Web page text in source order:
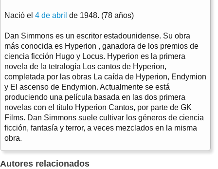
Nació el 4 de abril de 1948. (78 años)
Dan Simmons es un escritor estadounidense. Su obra
más conocida es Hyperion , ganadora de los premios de
ciencia ficción Hugo y Locus. Hyperion es la primera
novela de la tetralogía Los cantos de Hyperion,
completada por las obras La caída de Hyperion, Endymion
y El ascenso de Endymion. Actualmente se está
produciendo una película basada en las dos primera
novelas con el título Hyperion Cantos, por parte de GK
Films. Dan Simmons suele cultivar los géneros de ciencia
ficción, fantasía y terror, a veces mezclados en la misma
obra.
Autores relacionados